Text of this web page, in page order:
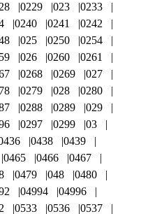
0229 023
0233
0240 0241
0242
025 0250
0254
026 0260
0261
0268 0269
027
0279 028
0280
0288 0289
029
0297 0299
03
0438
0439
0465 0466
0467
0479 048
0480
04994
04996
0533 0536 0537